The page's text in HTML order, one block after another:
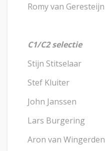
Romy van Geresteijn
C1/C2 selectie
Stijn Stitselaar
Stef Kluiter
John Janssen
Lars Burgering
Aron van Wingerden